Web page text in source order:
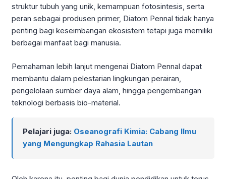
struktur tubuh yang unik, kemampuan fotosintesis, serta
peran sebagai produsen primer, Diatom Pennal tidak hanya
penting bagi keseimbangan ekosistem tetapi juga memiliki
berbagai manfaat bagi manusia.
Pemahaman lebih lanjut mengenai Diatom Pennal dapat
membantu dalam pelestarian lingkungan perairan,
pengelolaan sumber daya alam, hingga pengembangan
teknologi berbasis bio-material.
Pelajari juga: Oseanografi Kimia: Cabang Ilmu
yang Mengungkap Rahasia Lautan